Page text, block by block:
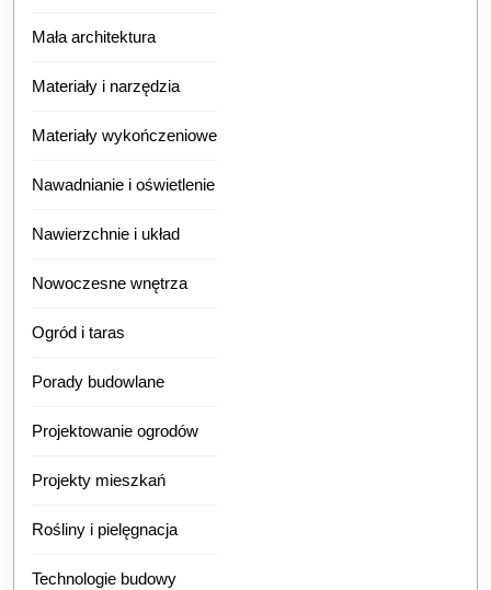
Mała architektura
Materiały i narzędzia
Materiały wykończeniowe
Nawadnianie i oświetlenie
Nawierzchnie i układ
Nowoczesne wnętrza
Ogród i taras
Porady budowlane
Projektowanie ogrodów
Projekty mieszkań
Rośliny i pielęgnacja
Technologie budowy